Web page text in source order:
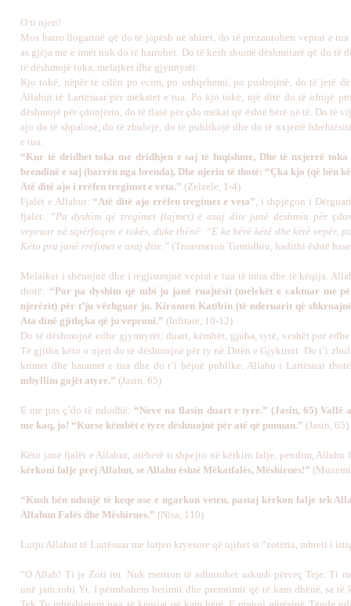
O ti njeri!
Mos harro llogarinë që do të japësh në ahiret, do të prezantohen veprat e
as gjëja më e imët nuk do të harrohet. Do të kesh shumë dëshmitarë që do të
të dëshmojë toka, melajket dhe gjymtyrët.
Kjo tokë, nëpër të cilën po ecim, po ushqehemi, po pushojmë, do të jetë
Allahut të Lartësuar për mëkatet e tua. Po kjo tokë, një ditë do të ofrojë
dëshmojë për çdonjërin, do të flasë për çdo mëkat që është bërë në të. Do të
ajo do të shpalosë, do të zbulojë, do të publikojë dhe do të nxjerrë
e tua.
“Kur të dridhet toka me dridhjen e saj të fuqishme, Dhe të nxjerrë toka
brendinë e saj (barrën nga brenda), Dhe njeriu të thotë: “Çka kjo (që bën
Atë ditë ajo i rrëfen tregimet e veta.” (Zelzele, 1-4)
Fjalët e Allahut: “Atë ditë ajo rrëfen tregimet e veta”, i shpjegon i
fjalët:
“Pa dyshim që tregimet (lajmet) e asaj dite janë dëshmia për
vepruar në sipërfaqen e tokës, duke thënë: “E ke bërë këtë dhe këtë vepër,
Këto pra janë rrëfimet e asaj dite.” (Transmeton Tirmidhiu, hadithi është
Melaiket i shënojnë dhe i regjistrojnë veprat e tua të mira dhe të këqija.
thotë: “Por pa dyshim që mbi ju janë ruajtësit (melekët e caktuar me
njerëzit) për t’ju vëzhguar ju. Kiramen Katibin (të nderuarit që
Ata dinë gjithçka që ju veproni.” (Infitarë, 10-12)
Do të dëshmojnë edhe gjymtyrët: duart, këmbët, gjuha, sytë, veshët por
Të gjitha këto o njeri do të dëshmojnë për ty në Ditën e Gjykimit. Do t’i
krimet dhe haramet e tua dhe do t’i bëjnë publike. Allahu i Lartësuar
mbyllim gojët atyre.” (Jasin, 65)
E më pas ç’do të ndodhë: “Neve na flasin duart e tyre.” (Jasin, 65) Vallë
me kaq, jo! “Kurse këmbët e tyre dëshmojnë për atë që punuan.” (Jasin, 65)
Këto janë fjalët e Allahut, atëherë ti shpejto në kërkim falje, pendim, Allahu
kërkoni falje prej Allahut, se Allahu është Mëkatfalës, Mëshirues!”
“Kush bën ndonjë të keqe ose e ngarkon veten, pastaj kërkon falje tek
Allahun Falës dhe Mëshirues.” (Nisa, 110)
Lutju Allahut të Lartësuar me lutjen kryesore që njihet si “zotëria, mbreti i
“O Allah! Ti je Zoti im. Nuk meriton të adhurohet askush përveç Teje. Ti
unë jam robi Yt. I përmbahem betimit dhe premtimit që të kam dhënë, sa të